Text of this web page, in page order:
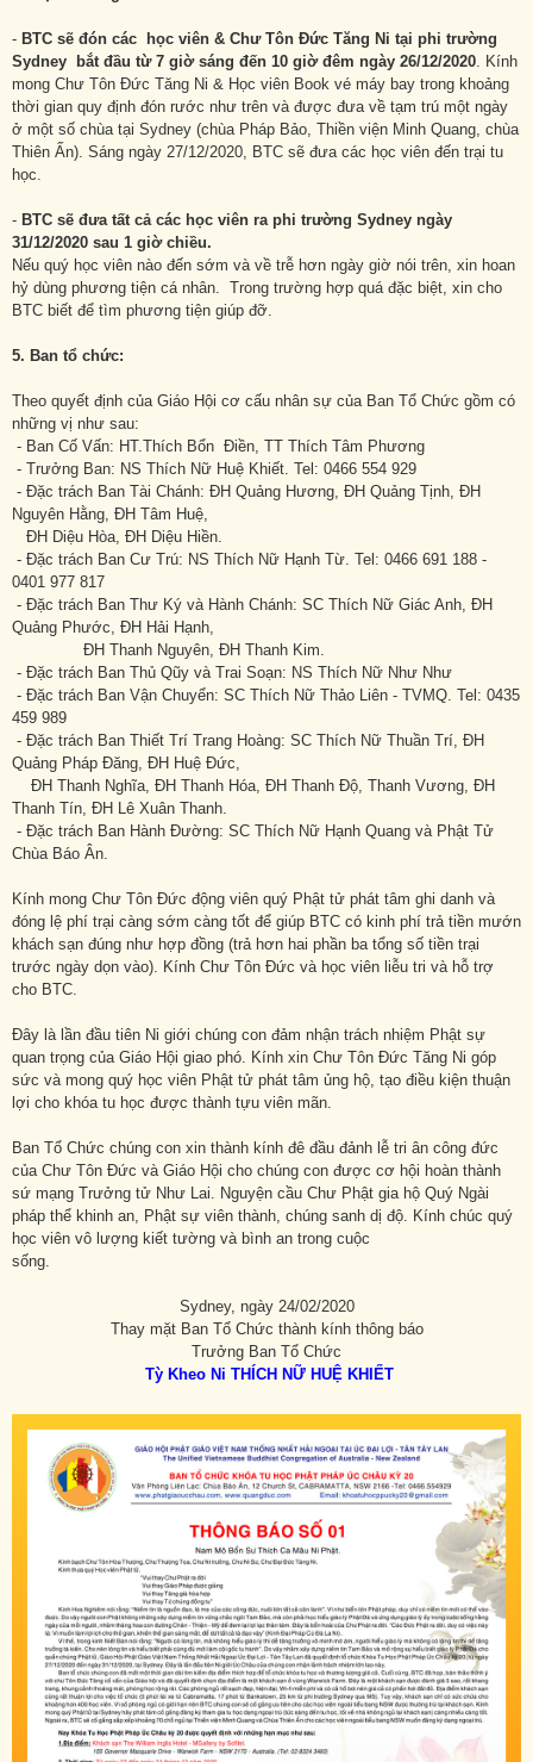
- BTC sẽ đón các học viên & Chư Tôn Đức Tăng Ni tại phi trường
Sydney bắt đầu từ 7 giờ sáng đến 10 giờ đêm ngày 26/12/2020. Kính
mong Chư Tôn Đức Tăng Ni & Học viên Book vé máy bay trong khoảng
thời gian quy định đón rước như trên và được đưa về tạm trú một ngày
ở một số chùa tại Sydney (chùa Pháp Bảo, Thiền viện Minh Quang, chùa
Thiên Ấn). Sáng ngày 27/12/2020, BTC sẽ đưa các học viên đến trại tu
học.
- BTC sẽ đưa tất cả các học viên ra phi trường Sydney ngày
31/12/2020 sau 1 giờ chiều.
Nếu quý học viên nào đến sớm và về trễ hơn ngày giờ nói trên, xin hoan
hỷ dùng phương tiện cá nhân. Trong trường hợp quá đặc biệt, xin cho
BTC biết để tìm phương tiện giúp đỡ.
5. Ban tổ chức:
Theo quyết định của Giáo Hội cơ cấu nhân sự của Ban Tổ Chức gồm có
những vị như sau:
- Ban Cố Vấn: HT.Thích Bổn Điền, TT Thích Tâm Phương
- Trưởng Ban: NS Thích Nữ Huệ Khiết. Tel: 0466 554 929
- Đặc trách Ban Tài Chánh: ĐH Quảng Hương, ĐH Quảng Tịnh, ĐH
Nguyên Hằng, ĐH Tâm Huệ,
ĐH Diệu Hòa, ĐH Diệu Hiền.
- Đặc trách Ban Cư Trú: NS Thích Nữ Hạnh Từ. Tel: 0466 691 188 -
0401 977 817
- Đặc trách Ban Thư Ký và Hành Chánh: SC Thích Nữ Giác Anh, ĐH
Quảng Phước, ĐH Hải Hạnh,
ĐH Thanh Nguyên, ĐH Thanh Kim.
- Đặc trách Ban Thủ Qũy và Trai Soạn: NS Thích Nữ Như Như
- Đặc trách Ban Vận Chuyển: SC Thích Nữ Thảo Liên - TVMQ. Tel: 0435
459 989
- Đặc trách Ban Thiết Trí Trang Hoàng: SC Thích Nữ Thuần Trí, ĐH
Quảng Pháp Đăng, ĐH Huệ Đức,
ĐH Thanh Nghĩa, ĐH Thanh Hóa, ĐH Thanh Độ, Thanh Vương, ĐH
Thanh Tín, ĐH Lê Xuân Thanh.
- Đặc trách Ban Hành Đường: SC Thích Nữ Hạnh Quang và Phật Tử
Chùa Báo Ân.
Kính mong Chư Tôn Đức động viên quý Phật tử phát tâm ghi danh và
đóng lệ phí trại càng sớm càng tốt để giúp BTC có kinh phí trả tiền mướn
khách sạn đúng như hợp đồng (trả hơn hai phần ba tổng số tiền trại
trước ngày dọn vào). Kính Chư Tôn Đức và học viên liễu tri và hỗ trợ
cho BTC.
Đây là lần đầu tiên Ni giới chúng con đảm nhận trách nhiệm Phật sự
quan trọng của Giáo Hội giao phó. Kính xin Chư Tôn Đức Tăng Ni góp
sức và mong quý học viên Phật tử phát tâm ủng hộ, tạo điều kiện thuận
lợi cho khóa tu học được thành tựu viên mãn.
Ban Tổ Chức chúng con xin thành kính đê đầu đảnh lễ tri ân công đức
của Chư Tôn Đức và Giáo Hội cho chúng con được cơ hội hoàn thành
sứ mạng Trưởng tử Như Lai. Nguyện cầu Chư Phật gia hộ Quý Ngài
pháp thể khinh an, Phật sự viên thành, chúng sanh dị độ. Kính chúc quý
học viên vô lượng kiết tường và bình an trong cuộc
sống.
Sydney, ngày 24/02/2020
Thay mặt Ban Tổ Chức thành kính thông báo
Trưởng Ban Tổ Chức
Tỳ Kheo Ni THÍCH NỮ HUỆ KHIẾT